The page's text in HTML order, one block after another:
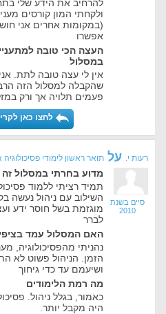
להרחיב את הידע שלי
ולקחתי המון קורסים
(במקומות אחרים אני
אפשרו
העצה הכי טובה
במסלול
אין לי עצה טובה לתת.
שהקבלה למסלול הזה
פעמים תלויה אך ורק
לחצו כאן
רעות י. על תואר ראשון לימודי פסיכולוגיה
סיים בשנת
2010
מדוע בחרתי במסלול זה
תמיד רציתי ללמוד
השילוב עם ניהול נעשה
מוגזמת בשל חוסר ידע
לברר
האם המסלול עמד
נהניתי מהפסיכולוגיה,
הזמן. הניהול פשוט לא
ושיעמם עד כדי גיחוך
מה רמת הלימודים
כאמור, בגלל ניהול.
היה מקבל יותר.